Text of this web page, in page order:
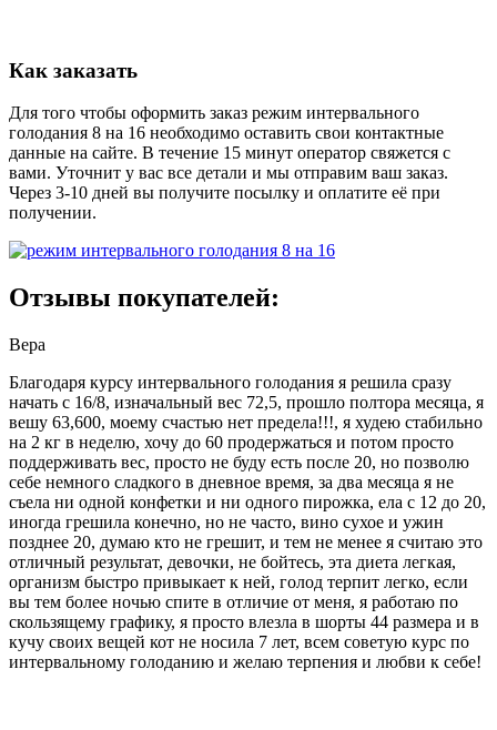
Как заказать
Для того чтобы оформить заказ режим интервального
голодания 8 на 16 необходимо оставить свои контактные
данные на сайте. В течение 15 минут оператор свяжется с
вами. Уточнит у вас все детали и мы отправим ваш заказ.
Через 3-10 дней вы получите посылку и оплатите её при
получении.
Отзывы покупателей:
Вера
Благодаря курсу интервального голодания я решила сразу
начать с 16/8, изначальный вес 72,5, прошло полтора месяца, я
вешу 63,600, моему счастью нет предела!!!, я худею стабильно
на 2 кг в неделю, хочу до 60 продержаться и потом просто
поддерживать вес, просто не буду есть после 20, но позволю
себе немного сладкого в дневное время, за два месяца я не
съела ни одной конфетки и ни одного пирожка, ела с 12 до 20,
иногда грешила конечно, но не часто, вино сухое и ужин
позднее 20, думаю кто не грешит, и тем не менее я считаю это
отличный результат, девочки, не бойтесь, эта диета легкая,
организм быстро привыкает к ней, голод терпит легко, если
вы тем более ночью спите в отличие от меня, я работаю по
скользящему графику, я просто влезла в шорты 44 размера и в
кучу своих вещей кот не носила 7 лет, всем советую курс по
интервальному голоданию и желаю терпения и любви к себе!